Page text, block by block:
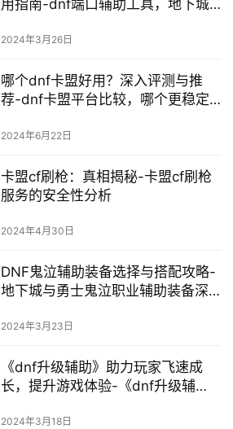
用指南-dnf端口辅助工具，地下城
2024年3月26日
哪个dnf卡盟好用？深入评测与推
荐-dnf卡盟平台比较，哪个更稳定
2024年6月22日
卡盟cf刷枪：真相揭秘-卡盟cf刷枪
服务的安全性分析
2024年4月30日
DNF鬼泣辅助装备选择与搭配攻略-
地下城与勇士鬼泣职业辅助装备深
2024年3月23日
《dnf升级辅助》助力玩家飞速成
长，提升游戏体验-《dnf升级辅
2024年3月18日